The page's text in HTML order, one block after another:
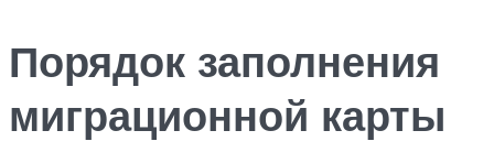
Порядок заполнения
миграционной карты